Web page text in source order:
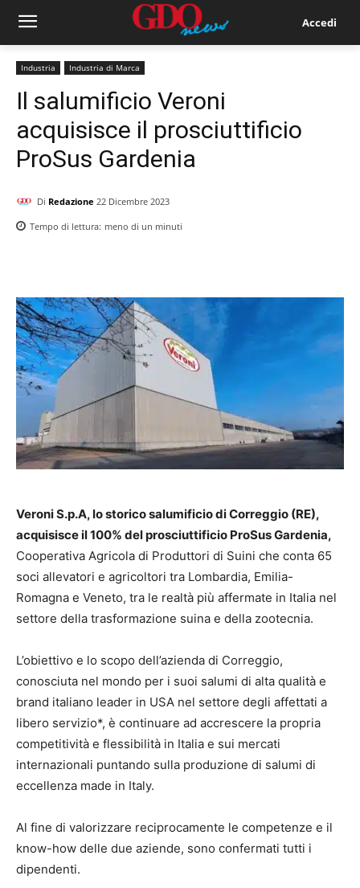
Accedi
Industria Industria di Marca
Il salumificio Veroni
acquisisce il prosciuttificio
ProSus Gardenia
Di Redazione 22 Dicembre 2023
Tempo di lettura: meno di un minuti
Veroni S.p.A, lo storico salumificio di Correggio (RE),
acquisisce il 100% del prosciuttificio ProSus Gardenia,
Cooperativa Agricola di Produttori di Suini che conta 65
soci allevatori e agricoltori tra Lombardia, Emilia-
Romagna e Veneto, tra le realtà più affermate in Italia nel
settore della trasformazione suina e della zootecnia.
L’obiettivo e lo scopo dell’azienda di Correggio,
conosciuta nel mondo per i suoi salumi di alta qualità e
brand italiano leader in USA nel settore degli affettati a
libero servizio*, è continuare ad accrescere la propria
competitività e flessibilità in Italia e sui mercati
internazionali puntando sulla produzione di salumi di
eccellenza made in Italy.
Al fine di valorizzare reciprocamente le competenze e il
know-how delle due aziende, sono confermati tutti i
dipendenti.